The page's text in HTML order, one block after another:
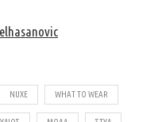
NUXE WHAT TO WEAR